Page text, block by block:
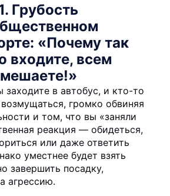
Грубость
«Почему так
входите, всем
мешаете!»
заходите в автобус, и кто-то
громко обвиняя
и том, что вы «заняли
реакция — обидеться,
или даже ответить
уместнее будет взять
завершить посадку,
агрессию.